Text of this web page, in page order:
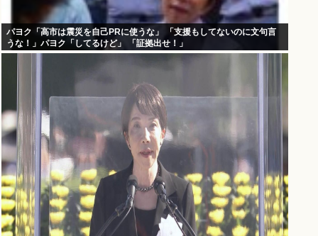
パヨク「高市は震災を自己PRに使うな」 「支援もしてないのに文句言
うな！」パヨク「してるけど」 「証拠出せ！」